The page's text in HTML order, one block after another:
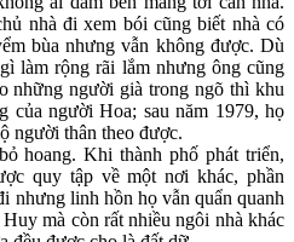
nhà đi xem bói cũng biết nhà có
bùa nhưng vẫn không được. Dù
làm rộng rãi lắm nhưng ông cũng
những người già trong ngõ thì khu
của người Hoa; sau năm 1979, họ
người thân theo được.
hoang. Khi thành phố phát triển,
quy tập về một nơi khác, phần
nhưng linh hồn họ vẫn quẩn quanh
mà còn rất nhiều ngôi nhà khác